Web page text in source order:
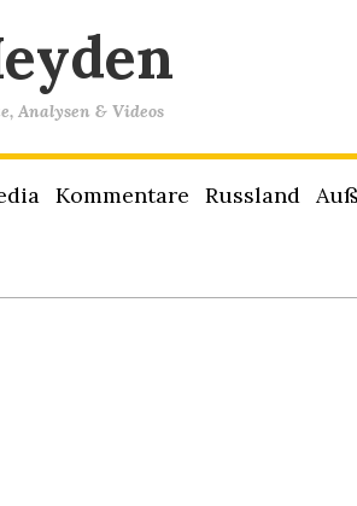
Analysen & Videos
Kommentare Russland